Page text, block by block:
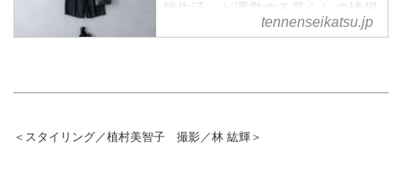
然生活』が運営する暮らしの情報
サイト。食やファッション、暮ら
tennenseikatsu.jp
＜スタイリング／植村美智子 撮影／林 紘輝＞